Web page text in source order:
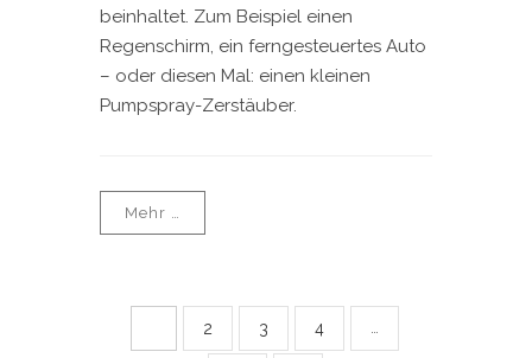
beinhaltet. Zum Beispiel einen
Regenschirm, ein ferngesteuertes Auto
– oder diesen Mal: einen kleinen
Pumpspray-Zerstäuber.
Mehr …
2 3 4 …